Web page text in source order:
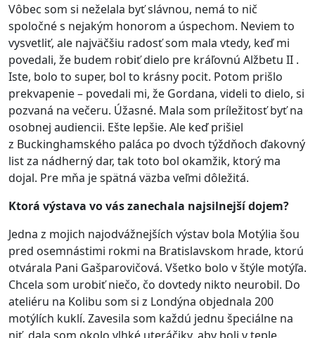
Vôbec som si neželala byť slávnou, nemá to nič
spoločné s nejakým honorom a úspechom. Neviem to
vysvetliť, ale najväčšiu radosť som mala vtedy, keď mi
povedali, že budem robiť dielo pre kráľovnú Alžbetu II .
Iste, bolo to super, bol to krásny pocit. Potom prišlo
prekvapenie – povedali mi, že Gordana, videli to dielo, si
pozvaná na večeru. Úžasné. Mala som príležitosť byť na
osobnej audiencii. Ešte lepšie. Ale keď prišiel
z Buckinghamského paláca po dvoch týždňoch ďakovný
list za nádherný dar, tak toto bol okamžik, ktorý ma
dojal. Pre mňa je spätná väzba veľmi dôležitá.
Ktorá výstava vo vás zanechala najsilnejší dojem?
Jedna z mojich najodvážnejších výstav bola Motýlia šou
pred osemnástimi rokmi na Bratislavskom hrade, ktorú
otvárala Pani Gašparovičová. Všetko bolo v štýle motýľa.
Chcela som urobiť niečo, čo dovtedy nikto neurobil. Do
ateliéru na Kolibu som si z Londýna objednala 200
motýlích kuklí. Zavesila som každú jednu špeciálne na